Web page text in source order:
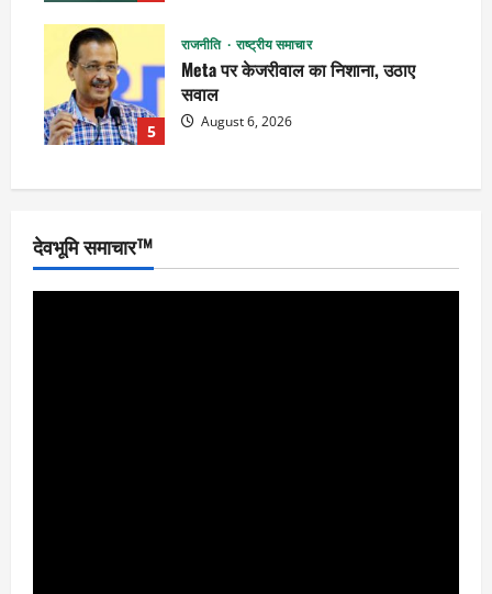
5
राजनीति राष्ट्रीय समाचार
Meta पर केजरीवाल का निशाना, उठाए
सवाल
August 6, 2026
देवभूमि समाचार™